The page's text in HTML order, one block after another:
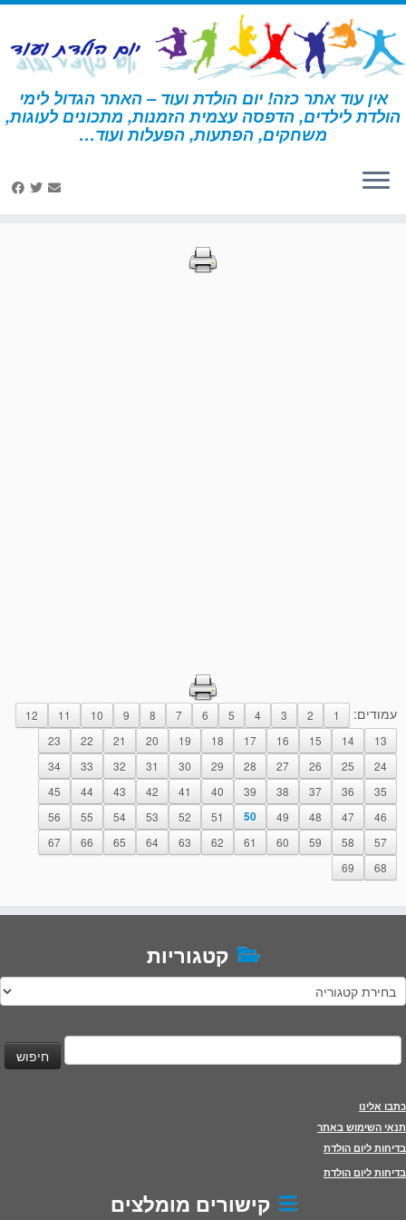
דלג
לתוכן
אין עוד אתר כזה! יום הולדת ועוד – האתר הגדול לימי
הולדת לילדים, הדפסה עצמית הזמנות, מתכונים לעוגות,
משחקים, הפתעות, הפעלות ועוד… דף הבית » הדפסות – אוהבי חתולים » עמוד 50
הדפסות – אוהבי חתולים
עמודים: 1
2
3
4
5
6
7
8
9
10
11
12
13
14
15
16
17
18
19
20
21
22
23
24
25
26
27
28
29
30
31
32
33
34
35
36
37
38
39
40
41
42
43
44
45
46
47
48
49
50
51
52
53
54
55
56
57
58
59
60
61
62
63
64
65
66
67
68
69
קטגוריות
קטגוריות
כתבו אלינו
תנאי השימוש באתר
בדיחות ליום הולדת
בדיחות ליום הולדת
קישורים מומלצים